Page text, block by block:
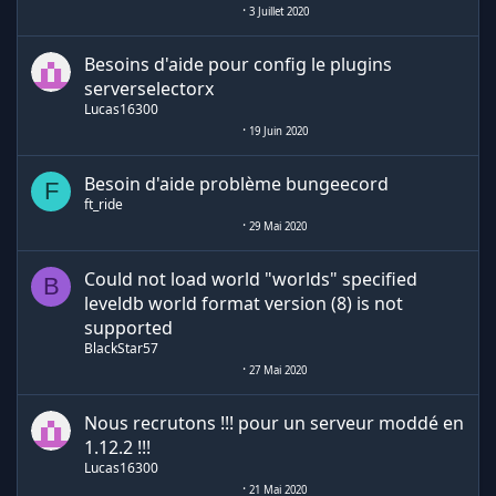
3 Juillet 2020
Besoins d'aide pour config le plugins
serverselectorx
Lucas16300
19 Juin 2020
F Besoin d'aide problème bungeecord
ft_ride
29 Mai 2020
B
Could not load world "worlds" specified
leveldb world format version (8) is not
supported
BlackStar57
27 Mai 2020
Nous recrutons !!! pour un serveur moddé en
1.12.2 !!!
Lucas16300
21 Mai 2020